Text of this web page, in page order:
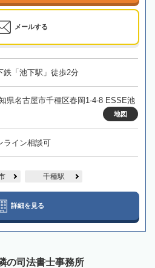
メールする
鉄「池下駅」徒歩2分
県名古屋市千種区春岡1-4-8 ESSE池
地図
ライン相談可
千種駅
詳細を見る
の司法書士事務所